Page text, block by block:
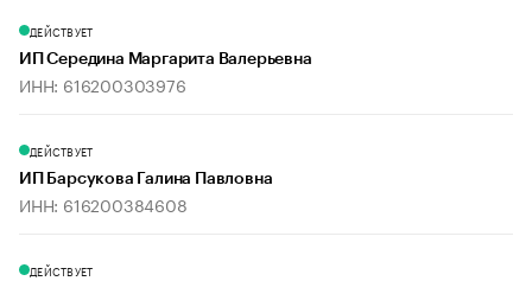
ДЕЙСТВУЕТ
ИП Середина Маргарита Валерьевна
ИНН: 616200303976
ДЕЙСТВУЕТ
ИП Барсукова Галина Павловна
ИНН: 616200384608
ДЕЙСТВУЕТ